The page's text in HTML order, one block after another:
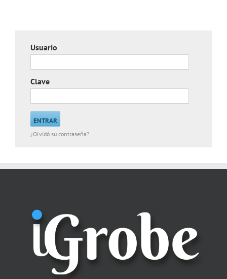
Usuario
Clave
¿Olvidó su contraseña?